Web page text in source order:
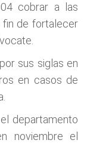
cobrar a las
fin de fortalecer
sus siglas en
en casos de
departamento
noviembre el